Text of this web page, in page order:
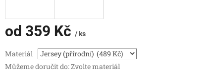
od 359 Kč / ks
cena:
Materiál
Můžeme doručit do:Zvolte materiál